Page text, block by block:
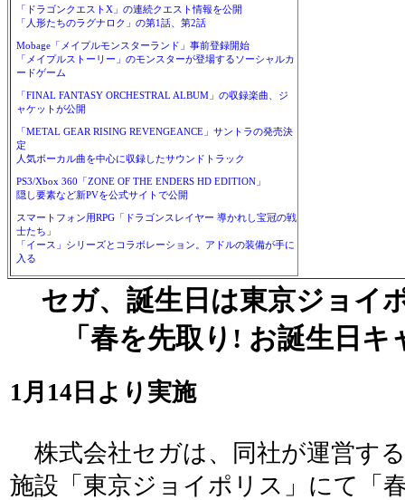
「ドラゴンクエストX」の連続クエスト情報を公開
「人形たちのラグナロク」の第1話、第2話
Mobage「メイプルモンスターランド」事前登録開始
「メイプルストーリー」のモンスターが登場するソーシャルカ
ードゲーム
「FINAL FANTASY ORCHESTRAL ALBUM」の収録楽曲、ジ
ャケットが公開
「METAL GEAR RISING REVENGEANCE」サントラの発売決
定
人気ボーカル曲を中心に収録したサウンドトラック
PS3/Xbox 360「ZONE OF THE ENDERS HD EDITION」
隠し要素など新PVを公式サイトで公開
スマートフォン用RPG「ドラゴンスレイヤー 導かれし宝冠の戦
士たち」
「イース」シリーズとコラボレーション。アドルの装備が手に
入る
セガ、誕生日は東京ジョイ
「春を先取り! お誕生日
1月14日より実施
株式会社セガは、同社が運営す
施設「東京ジョイポリス」にて「